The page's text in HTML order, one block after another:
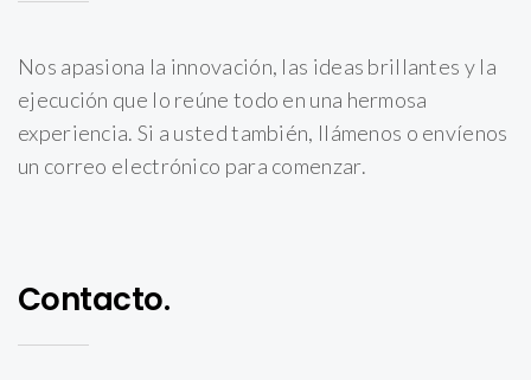
Nos apasiona la innovación, las ideas brillantes y la
ejecución que lo reúne todo en una hermosa
experiencia. Si a usted también, llámenos o envíenos
un correo electrónico para comenzar.
Contacto.